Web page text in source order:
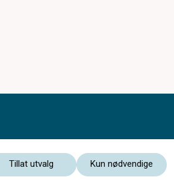
Tillat utvalg Kun nødvendige